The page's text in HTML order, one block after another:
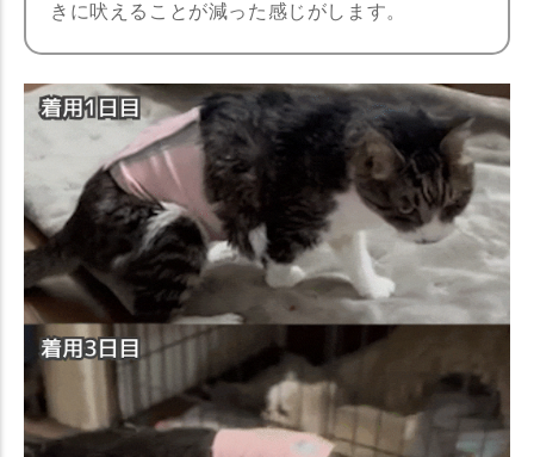
きに吠えることが減った感じがします。